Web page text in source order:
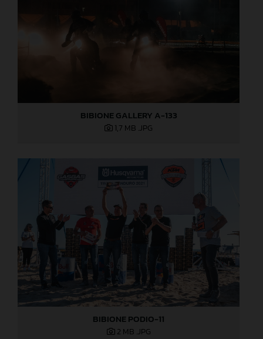
BIBIONE GALLERY A-133
1,7 MB .JPG
BIBIONE PODIO-11
2 MB .JPG